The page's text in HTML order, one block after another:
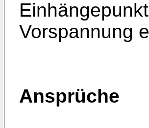
Vorspannung
Ansprüche